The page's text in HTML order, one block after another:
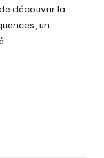
découvrir la
un